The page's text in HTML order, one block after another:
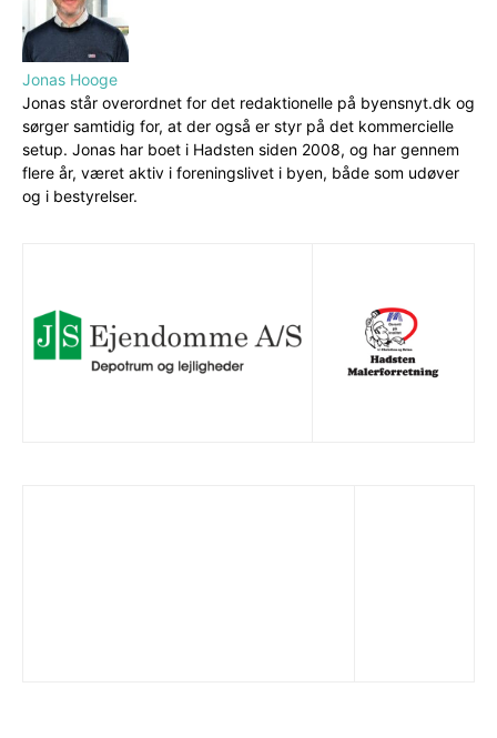
Jonas Hooge
Jonas står overordnet for det redaktionelle på byensnyt.dk og
sørger samtidig for, at der også er styr på det kommercielle
setup. Jonas har boet i Hadsten siden 2008, og har gennem
flere år, været aktiv i foreningslivet i byen, både som udøver
og i bestyrelser.